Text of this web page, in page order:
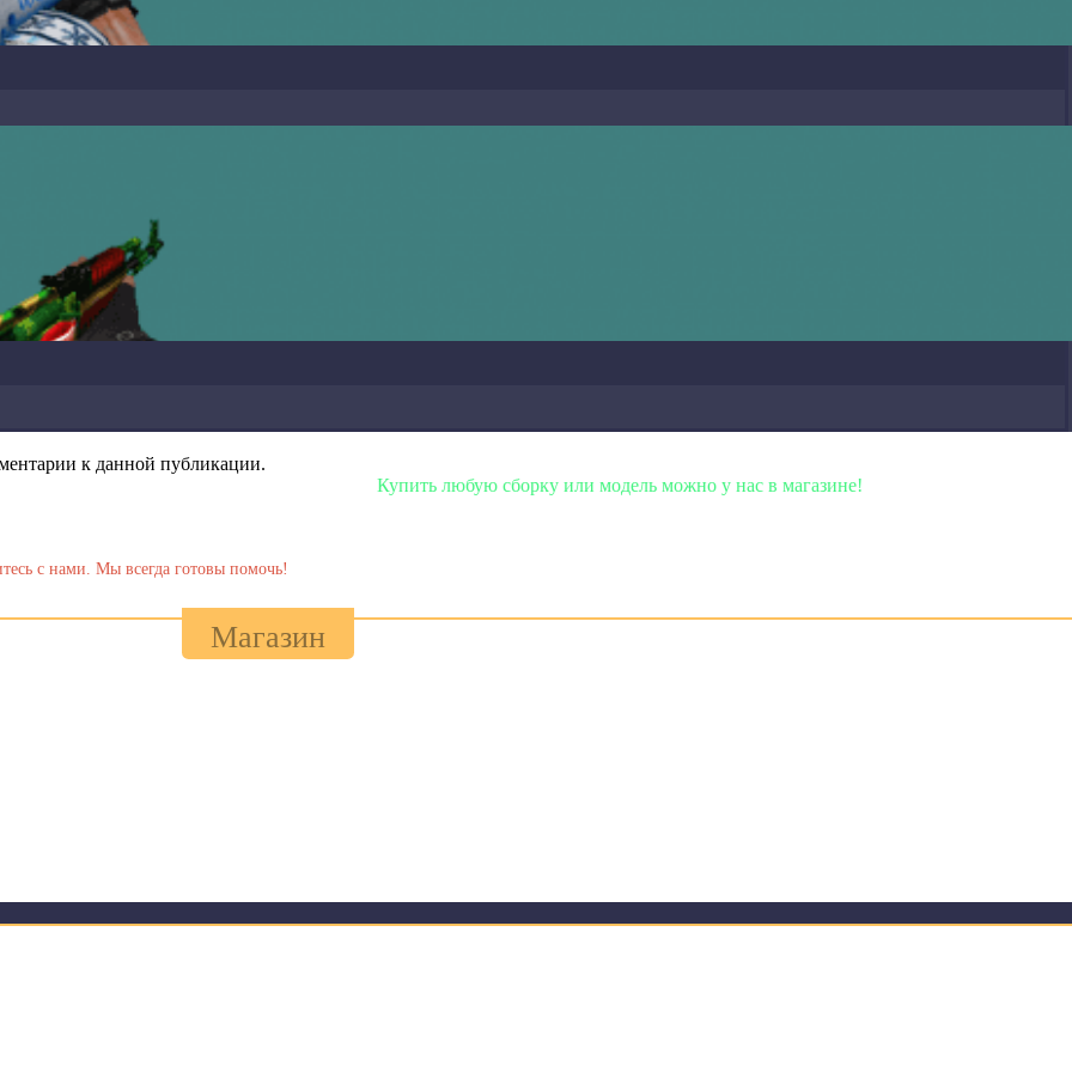
к данной публикации.
Купить любую сборку или модель можно у нас в магазине!
с нами. Мы всегда готовы помочь!
Магазин